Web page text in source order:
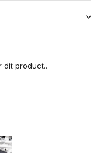
dit product..